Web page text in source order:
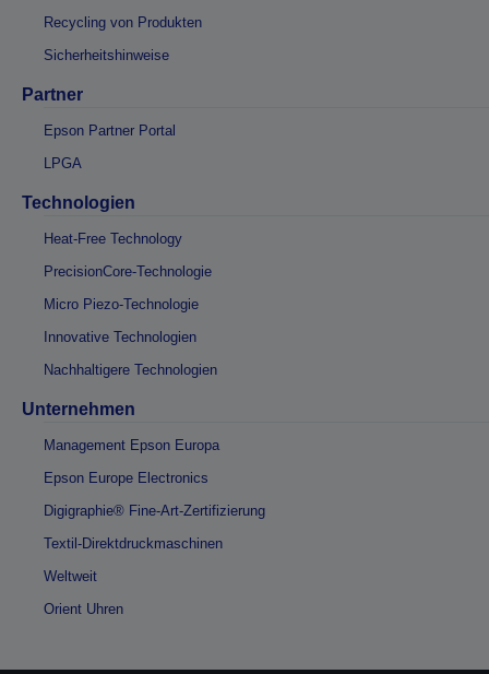
Recycling von Produkten
Sicherheitshinweise
Partner
Epson Partner Portal
LPGA
Technologien
Heat-Free Technology
PrecisionCore-Technologie
Micro Piezo-Technologie
Innovative Technologien
Nachhaltigere Technologien
Unternehmen
Management Epson Europa
Epson Europe Electronics
Digigraphie® Fine-Art-Zertifizierung
Textil-Direktdruckmaschinen
Weltweit
Orient Uhren